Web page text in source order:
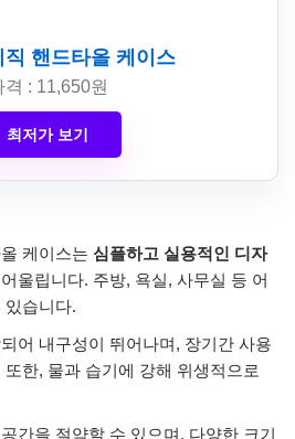
직 핸드타올 케이스
격 : 11,650원
최저가 보기
케이스는 심플하고 실용적인 디자
울립니다. 주방, 욕실, 사무실 등 어
있습니다.
어 내구성이 뛰어나며, 장기간 사용
한, 물과 습기에 강해 위생적으로
간을 절약할 수 있으며, 다양한 크기